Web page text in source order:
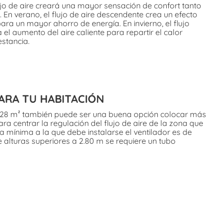
de aire creará una mayor sensación de confort tanto
verano, el flujo de aire descendente crea un efecto
un mayor ahorro de energía. En invierno, el flujo
el aumento del aire caliente para repartir el calor
TU HABITACIÓN
m² también puede ser una buena opción colocar más
centrar la regulación del flujo de aire de la zona que
mínima a la que debe instalarse el ventilador es de
alturas superiores a 2.80 m se requiere un tubo